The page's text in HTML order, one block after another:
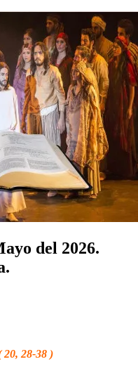
del 2026.
20, 28-38 )